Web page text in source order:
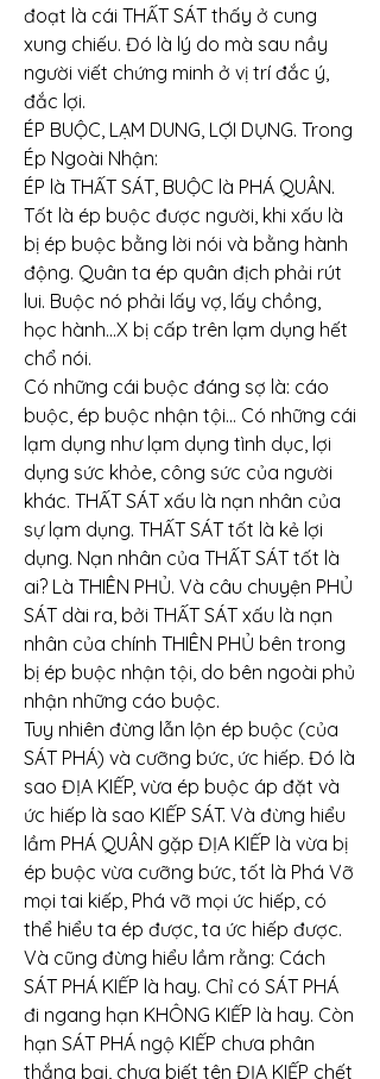
đoạt là cái THẤT SÁT thấy ở cung
xung chiếu. Đó là lý do mà sau nầy
người viết chứng minh ở vị trí đắc ý,
đắc lợi.
ÉP BUỘC, LẠM DUNG, LỢI DỤNG. Trong
Ép Ngoài Nhận:
ÉP là THẤT SÁT, BUỘC là PHÁ QUÂN.
Tốt là ép buộc được người, khi xấu là
bị ép buộc bằng lời nói và bằng hành
động. Quân ta ép quân địch phải rút
lui. Buộc nó phải lấy vợ, lấy chồng,
học hành…X bị cấp trên lạm dụng hết
chổ nói.
Có những cái buộc đáng sợ là: cáo
buộc, ép buộc nhận tội… Có những cái
lạm dụng như lạm dụng tình dục, lợi
dụng sức khỏe, công sức của người
khác. THẤT SÁT xấu là nạn nhân của
sự lạm dụng. THẤT SÁT tốt là kẻ lợi
dụng. Nạn nhân của THẤT SÁT tốt là
ai? Là THIÊN PHỦ. Và câu chuyện PHỦ
SÁT dài ra, bởi THẤT SÁT xấu là nạn
nhân của chính THIÊN PHỦ bên trong
bị ép buộc nhận tội, do bên ngoài phủ
nhận những cáo buộc.
Tuy nhiên đừng lẫn lộn ép buộc (của
SÁT PHÁ) và cưỡng bức, ức hiếp. Đó là
sao ĐỊA KIẾP, vừa ép buộc áp đặt và
ức hiếp là sao KIẾP SÁT. Và đừng hiểu
lầm PHÁ QUÂN gặp ĐỊA KIẾP là vừa bị
ép buộc vừa cưỡng bức, tốt là Phá Vỡ
mọi tai kiếp, Phá vỡ mọi ức hiếp, có
thể hiểu ta ép được, ta ức hiếp được.
Và cũng đừng hiểu lầm rằng: Cách
SÁT PHÁ KIẾP là hay. Chỉ có SÁT PHÁ
đi ngang hạn KHÔNG KIẾP là hay. Còn
hạn SÁT PHÁ ngộ KIẾP chưa phân
thắng bại, chưa biết tên ĐỊA KIẾP chết